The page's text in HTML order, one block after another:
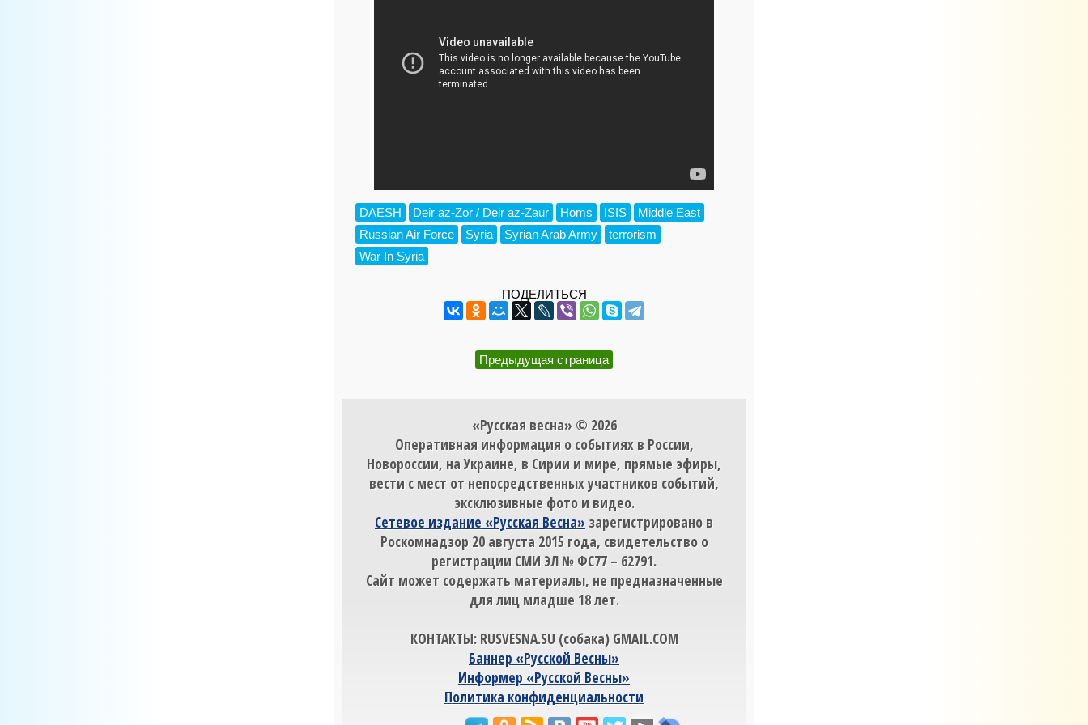
DAESH Deir az-Zor / Deir az-Zaur Homs ISIS
Middle East
Russian Air Force
Syria Syrian Arab Army
terrorism
War In Syria
ПОДЕЛИТЬСЯ
Предыдущая страница
«Русская весна» © 2026
Оперативная информация о событиях в России,
Новороссии, на Украине, в Сирии и мире, прямые эфиры,
вести с мест от непосредственных участников событий,
эксклюзивные фото и видео.
Сетевое издание «Русская Весна» зарегистрировано в
Роскомнадзор 20 августа 2015 года, свидетельство о
регистрации СМИ ЭЛ № ФС77 – 62791.
Сайт может содержать материалы, не предназначенные
для лиц младше 18 лет.
КОНТАКТЫ: RUSVESNA.SU (собака) GMAIL.COM
Баннер «Русской Весны»
Информер «Русской Весны»
Политика конфиденциальности